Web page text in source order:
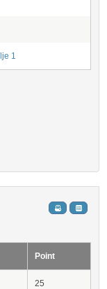
1
Point
25